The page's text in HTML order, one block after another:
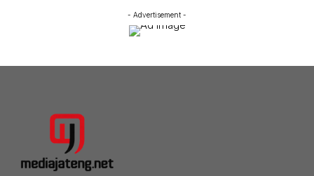
- Advertisement -